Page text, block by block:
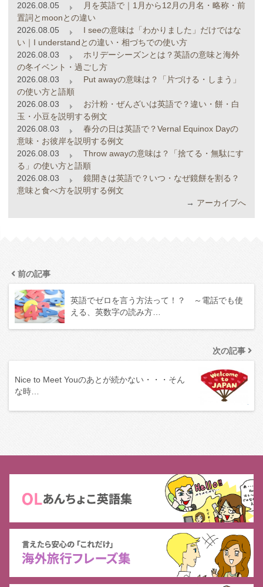
2026.08.05
月を英語で｜1月から12月の月名・略称・前
置詞とmoonとの違い
2026.08.05
I seeの意味は「わかりました」だけではな
い｜I understandとの違い・相づちでの使い方
2026.08.03
ホリデーシーズンとは？英語の意味と海外
の冬イベント・過ごし方
2026.08.03
Put awayの意味は？「片づける・しまう」
の使い方と語順
2026.08.03
お汁粉・ぜんざいは英語で？違い・餅・白
玉・小豆を説明する例文
2026.08.03
春分の日は英語で？Vernal Equinox Dayの
意味・お彼岸を説明する例文
2026.08.03
Throw awayの意味は？「捨てる・無駄にす
る」の使い方と語順
2026.08.03
鏡開きは英語で？いつ・なぜ鏡餅を割る？
意味と食べ方を説明する例文
→ アーカイブへ
前の記事
英語でゼロを言う方法って！？ ～電話でも使
える、英数字の読み方…
次の記事
Nice to Meet Youのあとが続かない・・・そん
な時…